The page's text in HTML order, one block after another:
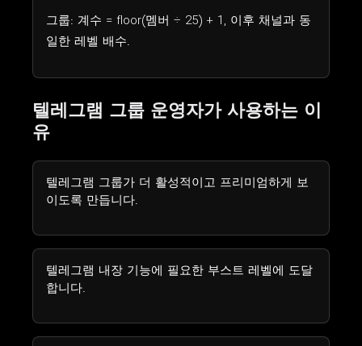
그룹: 계수 = floor(멤버 ÷ 25) + 1, 이후 채널과 동
일한 레벨 배수.
텔레그램 그룹 운영자가 사용하는 이
유
텔레그램 그룹가 더 활성적이고 프리미엄하게 보
이도록 만듭니다.
텔레그램 내장 기능에 필요한 부스트 레벨에 도달
합니다.